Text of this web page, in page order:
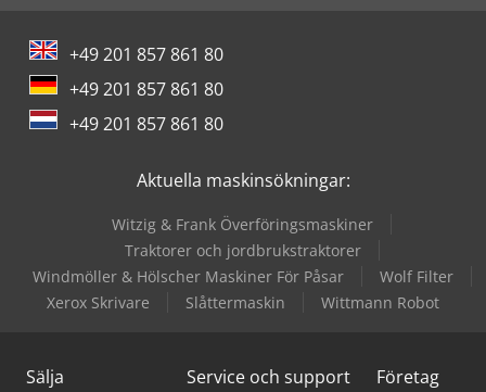
+49 201 857 861 80
+49 201 857 861 80
+49 201 857 861 80
Aktuella maskinsökningar:
Witzig & Frank Överföringsmaskiner
Traktorer och jordbrukstraktorer
Windmöller & Hölscher Maskiner För Påsar
Wolf Filter
Xerox Skrivare
Slåttermaskin Wittmann Robot
Sälja Service och support Företag